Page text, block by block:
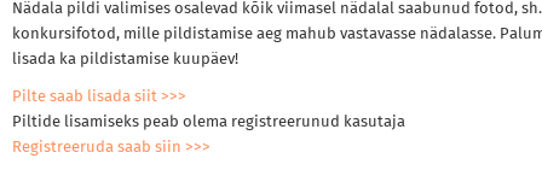
Nädala pildi valimises osalevad kõik viimasel nädalal saabunud fotod, sh.
konkursifotod, mille pildistamise aeg mahub vastavasse nädalasse.
lisada ka pildistamise kuupäev!
Pilte saab lisada siit >>>
Piltide lisamiseks peab olema registreerunud kasutaja
Registreeruda saab siin >>>